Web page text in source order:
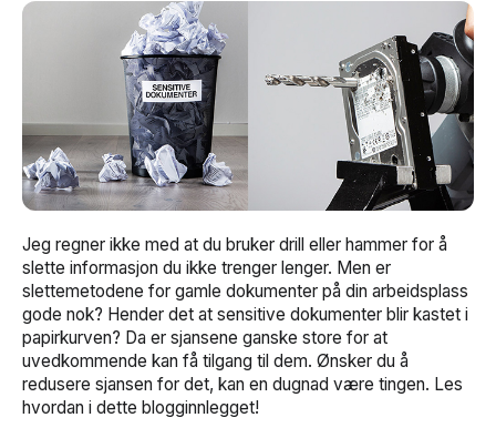
Jeg regner ikke med at du bruker drill eller hammer for å
slette informasjon du ikke trenger lenger. Men er
slettemetodene for gamle dokumenter på din arbeidsplass
gode nok? Hender det at sensitive dokumenter blir kastet i
papirkurven? Da er sjansene ganske store for at
uvedkommende kan få tilgang til dem. Ønsker du å
redusere sjansen for det, kan en dugnad være tingen. Les
hvordan i dette blogginnlegget!